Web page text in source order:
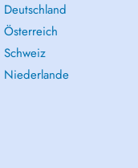
Deutschland
Österreich
Schweiz
Niederlande